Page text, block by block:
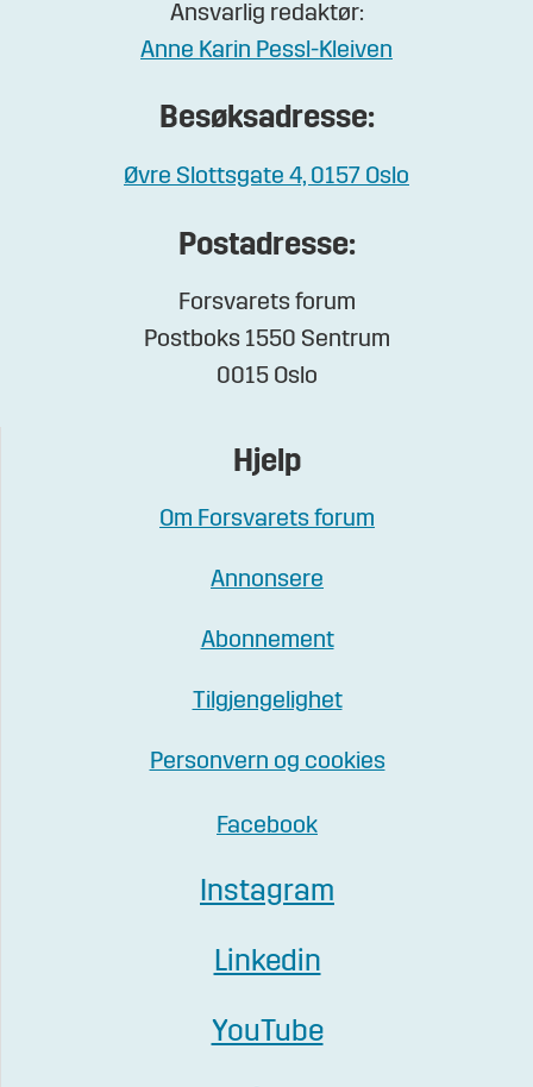
Ansvarlig redaktør:
Anne Karin Pessl-Kleiven
Besøksadresse:
Øvre Slottsgate 4, 0157 Oslo
Postadresse:
Forsvarets forum
Postboks 1550 Sentrum
0015 Oslo
Hjelp
Om Forsvarets forum
Annonsere
Abonnement
Tilgjengelighet
Personvern og cookies
Facebook
Instagram
Linkedin
YouTube